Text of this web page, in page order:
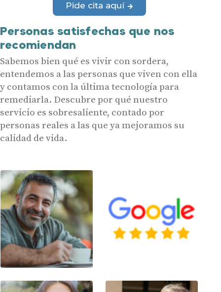
Pide cita aquí
Personas satisfechas que nos
recomiendan
Sabemos bien qué es vivir con sordera,
entendemos a las personas que viven con ella
y contamos con la última tecnología para
remediarla. Descubre por qué nuestro
servicio es sobresaliente, contado por
personas reales a las que ya mejoramos su
calidad de vida.